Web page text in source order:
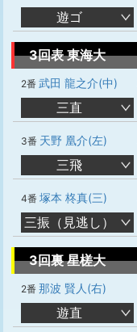
遊ゴ
3回表 東海大
2番 武田 龍之介(中)
三直
3番 天野 凰介(左)
三飛
4番 塚本 柊真(三)
三振（見逃し）
3回裏 星槎大
2番 那波 賢人(右)
遊直